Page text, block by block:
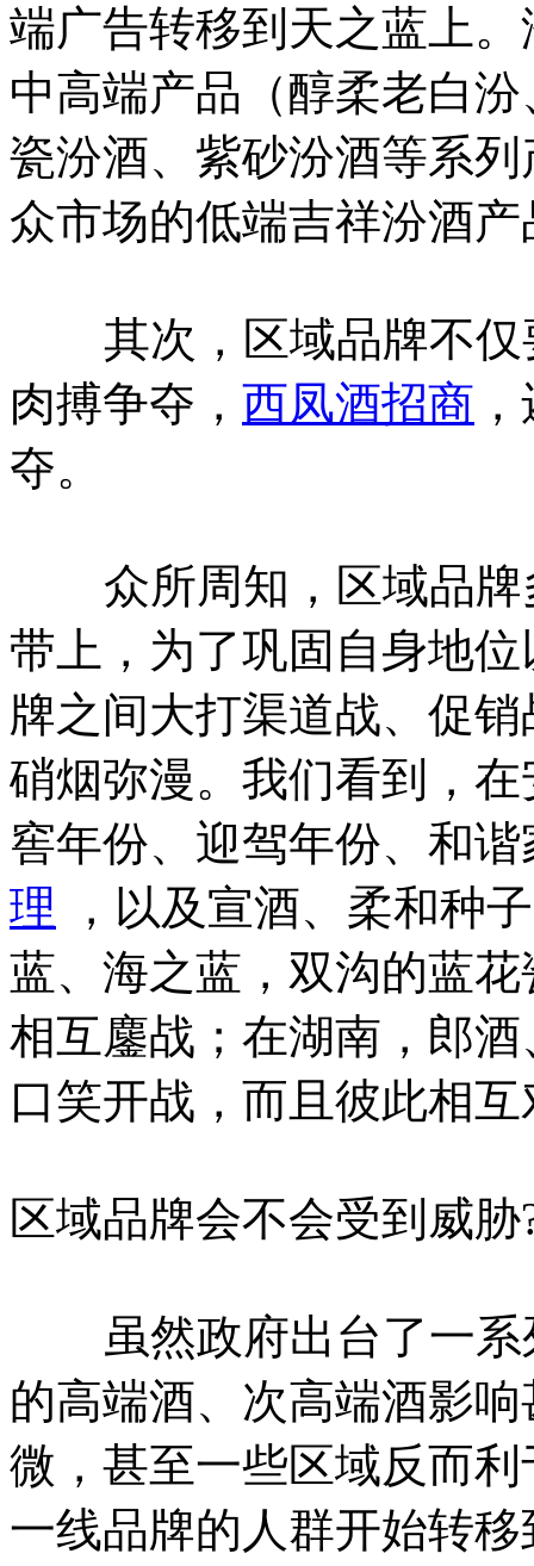
端广告转移到天之蓝上
中高端产品（醇柔老白
瓷汾酒、紫砂汾酒等系
众市场的低端吉祥汾酒产
其次，区域品牌不仅
肉搏争夺， 西凤酒招商
夺。
众所周知，区域品牌
带上，为了巩固自身地
牌之间大打渠道战、促
硝烟弥漫。我们看到，
窖年份、迎驾年份、和
理 ，以及宣酒、柔和种
蓝、海之蓝，双沟的蓝
相互鏖战；在湖南，郎
口笑开战，而且彼此相
区域品牌会不会受到威胁
虽然政府出台了一系
的高端酒、次高端酒影
微，甚至一些区域反而
一线品牌的人群开始转